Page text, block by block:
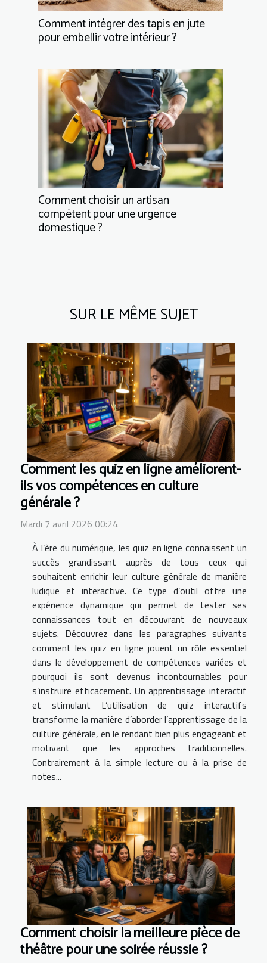
Comment intégrer des tapis en jute
pour embellir votre intérieur ?
Comment choisir un artisan
compétent pour une urgence
domestique ?
SUR LE MÊME SUJET
Comment les quiz en ligne améliorent-
ils vos compétences en culture
générale ?
Mardi 7 avril 2026 00:24
À l’ère du numérique, les quiz en ligne connaissent un
succès grandissant auprès de tous ceux qui
souhaitent enrichir leur culture générale de manière
ludique et interactive. Ce type d’outil offre une
expérience dynamique qui permet de tester ses
connaissances tout en découvrant de nouveaux
sujets. Découvrez dans les paragraphes suivants
comment les quiz en ligne jouent un rôle essentiel
dans le développement de compétences variées et
pourquoi ils sont devenus incontournables pour
s’instruire efficacement. Un apprentissage interactif
et stimulant L’utilisation de quiz interactifs
transforme la manière d’aborder l’apprentissage de la
culture générale, en le rendant bien plus engageant et
motivant que les approches traditionnelles.
Contrairement à la simple lecture ou à la prise de
notes...
Comment choisir la meilleure pièce de
théâtre pour une soirée réussie ?